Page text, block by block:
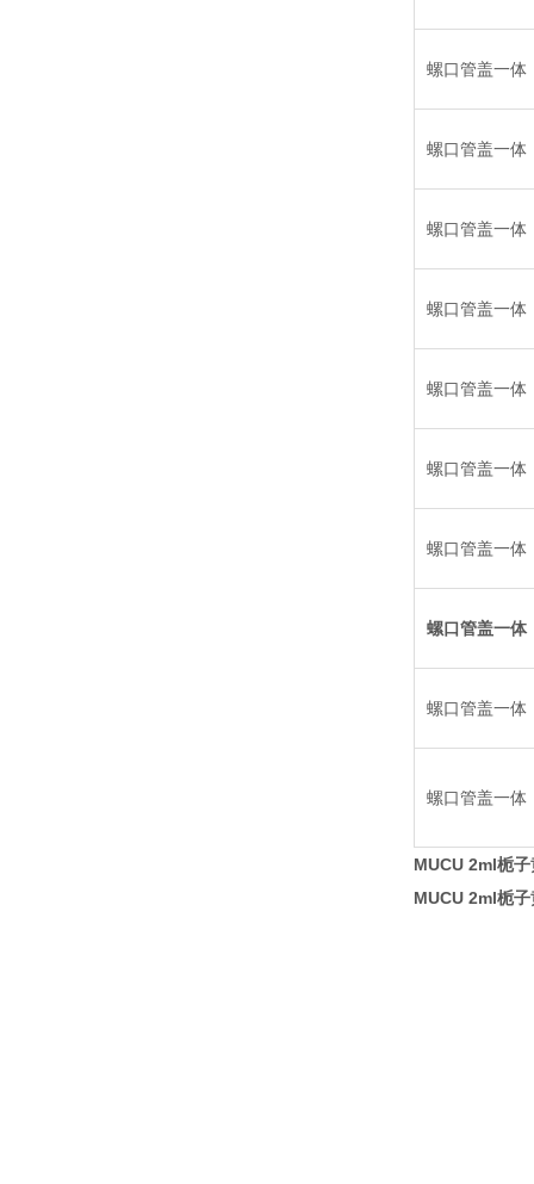
螺口管盖一体
螺口管盖一体
螺口管盖一体
螺口管盖一体
螺口管盖一体
螺口管盖一体
螺口管盖一体
螺口管盖一体
螺口管盖一体
螺口管盖一体
MUCU 2ml栀
MUCU 2ml栀